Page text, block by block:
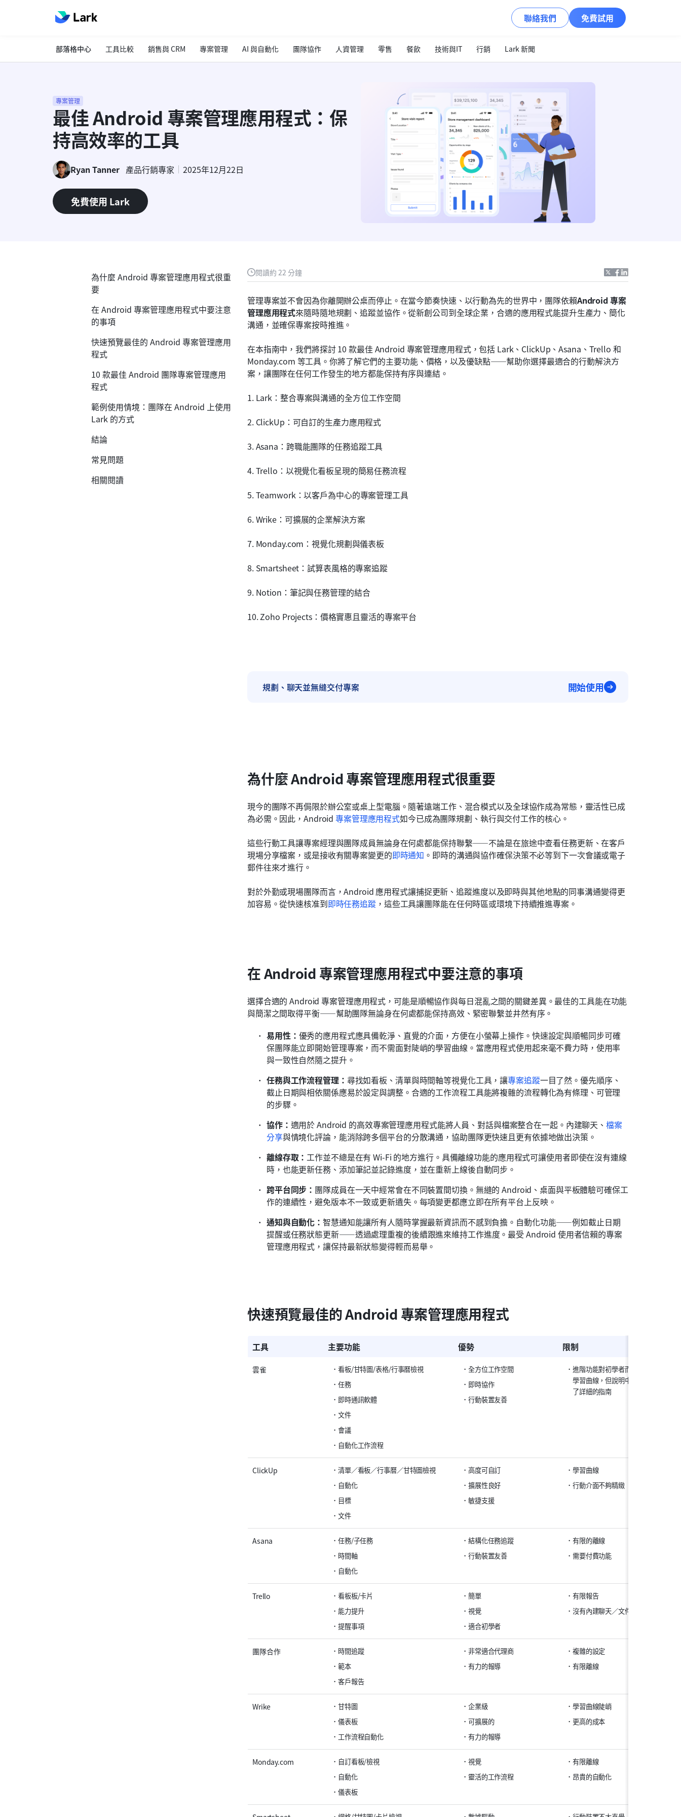
聯絡我們 免費試用
部落格中心 工具比較 銷售與 CRM 專案管理 AI 與自動化 團隊協作 人資管理 零售 餐飲 技術與IT 行銷 Lark 新聞
專案管理
最佳 Android 專案管理應用程式：保
持高效率的工具
Ryan Tanner 產品行銷專家 2025年12月22日
免費使用 Lark
閱讀約 22 分鐘
管理專案並不會因為你離開辦公桌而停止。在當今節奏快速、以行動為先的世界中，團隊依賴Android 專案
管理應用程式來隨時隨地規劃、追蹤並協作。從新創公司到全球企業，合適的應用程式能提升生產力、簡化
溝通，並確保專案按時推進。
在本指南中，我們將探討 10 款最佳 Android 專案管理應用程式，包括 Lark、ClickUp、Asana、Trello 和
Monday.com 等工具。你將了解它們的主要功能、價格，以及優缺點——幫助你選擇最適合的行動解決方
案，讓團隊在任何工作發生的地方都能保持有序與連結。
1. Lark：整合專案與溝通的全方位工作空間
2. ClickUp：可自訂的生產力應用程式
3. Asana：跨職能團隊的任務追蹤工具
4. Trello：以視覺化看板呈現的簡易任務流程
5. Teamwork：以客戶為中心的專案管理工具
6. Wrike：可擴展的企業解決方案
7. Monday.com：視覺化規劃與儀表板
8. Smartsheet：試算表風格的專案追蹤
9. Notion：筆記與任務管理的結合
10. Zoho Projects：價格實惠且靈活的專案平台
規劃、聊天並無縫交付專案 開始使用
為什麼 Android 專案管理應用程式很重要
現今的團隊不再侷限於辦公室或桌上型電腦。隨著遠端工作、混合模式以及全球協作成為常態，靈活性已成
為必需。因此，Android 專案管理應用程式如今已成為團隊規劃、執行與交付工作的核心。
這些行動工具讓專案經理與團隊成員無論身在何處都能保持聯繫——不論是在旅途中查看任務更新、在客戶
現場分享檔案，或是接收有關專案變更的即時通知 。即時的溝通與協作確保決策不必等到下一次會議或電子
郵件往來才進行。
對於外勤或現場團隊而言，Android 應用程式讓捕捉更新、追蹤進度以及即時與其他地點的同事溝通變得更
加容易。從快速核准到即時任務追蹤，這些工具讓團隊能在任何時區或環境下持續推進專案。
在 Android 專案管理應用程式中要注意的事項
選擇合適的 Android 專案管理應用程式，可能是順暢協作與每日混亂之間的關鍵差異。最佳的工具能在功能
與簡潔之間取得平衡——幫助團隊無論身在何處都能保持高效、緊密聯繫並井然有序。
易用性： 優秀的應用程式應具備乾淨、直覺的介面，方便在小螢幕上操作。快速設定與順暢同步可確
保團隊能立即開始管理專案，而不需面對陡峭的學習曲線。當應用程式使用起來毫不費力時，使用率
與一致性自然隨之提升。
任務與工作流程管理： 尋找如看板、清單與時間軸等視覺化工具，讓專案追蹤一目了然。優先順序、
截止日期與相依關係應易於設定與調整。合適的工作流程工具能將複雜的流程轉化為有條理、可管理
的步驟。
協作： 適用於 Android 的高效專案管理應用程式能將人員、對話與檔案整合在一起。內建聊天、 檔案
分享與情境化評論，能消除跨多個平台的分散溝通，協助團隊更快速且更有依據地做出決策。
離線存取：工作並不總是在有 Wi-Fi 的地方進行。具備離線功能的應用程式可讓使用者即使在沒有連線
時，也能更新任務、添加筆記並記錄進度，並在重新上線後自動同步。
跨平台同步： 團隊成員在一天中經常會在不同裝置間切換。無縫的 Android、桌面與平板體驗可確保工
作的連續性，避免版本不一致或更新遺失。每項變更都應立即在所有平台上反映。
通知與自動化：智慧通知能讓所有人隨時掌握最新資訊而不感到負擔。自動化功能——例如截止日期
提醒或任務狀態更新——透過處理重複的後續跟進來維持工作進度。最受 Android 使用者信賴的專案
管理應用程式，讓保持最新狀態變得輕而易舉。
快速預覽最佳的 Android 專案管理應用程式
工具 主要功能 優勢 限制
雲雀
看板/甘特圖/表格/行事曆檢視
任務
即時通訊軟體
文件
會議
自動化工作流程
全方位工作空間
即時協作
行動裝置友善
進階功能對初學者而言需要
學習曲線，但說明中心提供
了詳細的指南
ClickUp
清單／看板／行事曆／甘特圖檢視
自動化
目標
文件
高度可自訂
擴展性良好
敏捷支援
學習曲線
行動介面不夠精緻
Asana
任務/子任務
時間軸
自動化
結構化任務追蹤
行動裝置友善
有限的離線
需要付費功能
Trello
看板板/卡片
能力提升
提醒事項
簡單
視覺
適合初學者
有限報告
沒有內建聊天／文件
團隊合作
時間追蹤
範本
客戶報告
非常適合代理商
有力的報導
複雜的設定
有限離線
Wrike
甘特圖
儀表板
工作流程自動化
企業級
可擴展的
有力的報導
學習曲線陡峭
更高的成本
Monday.com
自訂看板/檢視
自動化
儀表板
視覺
靈活的工作流程
有限離線
昂貴的自動化
為什麼 Android 專案管理應用程式很重
要
在 Android 專案管理應用程式中要注意
的事項
快速預覽最佳的 Android 專案管理應用
程式
10 款最佳 Android 團隊專案管理應用
程式
範例使用情境：團隊在 Android 上使用
Lark 的方式
結論
常見問題
相關閱讀